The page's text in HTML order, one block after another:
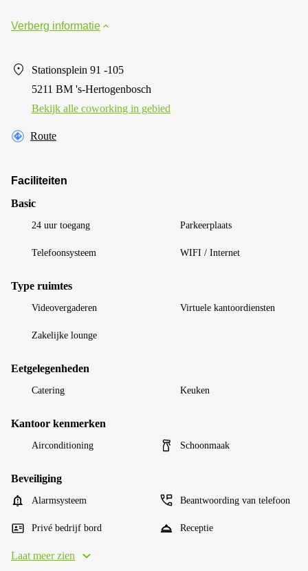
Verberg informatie
Stationsplein 91 -105
5211 BM 's-Hertogenbosch
Bekijk alle сoworking in gebied
Route
Faciliteiten
Basic
24 uur toegang Parkeerplaats
Telefoonsysteem WIFI / Internet
Type ruimtes
Videovergaderen Virtuele kantoordiensten
Zakelijke lounge
Eetgelegenheden
Catering Keuken
Kantoor kenmerken
Airconditioning Schoonmaak
Beveiliging
Alarmsysteem Beantwoording van telefoon
Privé bedrijf bord Receptie
Laat meer zien